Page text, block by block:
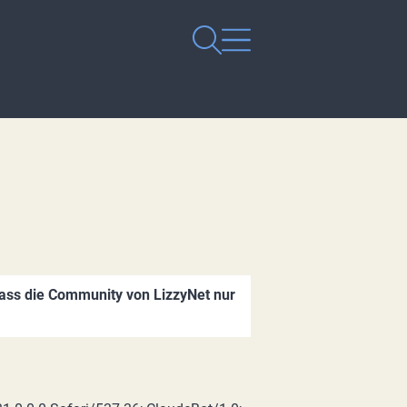
die Community von LizzyNet nur